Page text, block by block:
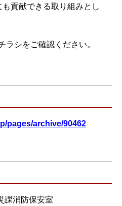
貢献できる取り組みとし
ラシをご確認ください。
pages/archive/90462
消防保安室